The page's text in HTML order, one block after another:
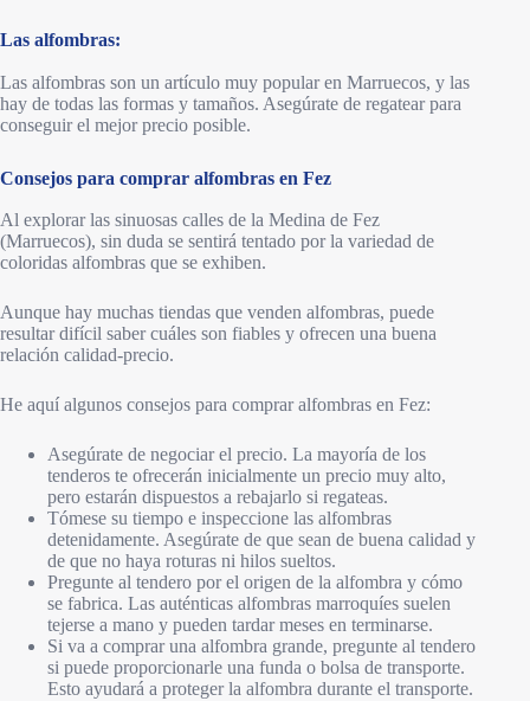
Las alfombras:
Las alfombras son un artículo muy popular en Marruecos, y las
hay de todas las formas y tamaños. Asegúrate de regatear para
conseguir el mejor precio posible.
Consejos para comprar alfombras en Fez
Al explorar las sinuosas calles de la Medina de Fez
(Marruecos), sin duda se sentirá tentado por la variedad de
coloridas alfombras que se exhiben.
Aunque hay muchas tiendas que venden alfombras, puede
resultar difícil saber cuáles son fiables y ofrecen una buena
relación calidad-precio.
He aquí algunos consejos para comprar alfombras en Fez:
Asegúrate de negociar el precio. La mayoría de los
tenderos te ofrecerán inicialmente un precio muy alto,
pero estarán dispuestos a rebajarlo si regateas.
Tómese su tiempo e inspeccione las alfombras
detenidamente. Asegúrate de que sean de buena calidad y
de que no haya roturas ni hilos sueltos.
Pregunte al tendero por el origen de la alfombra y cómo
se fabrica. Las auténticas alfombras marroquíes suelen
tejerse a mano y pueden tardar meses en terminarse.
Si va a comprar una alfombra grande, pregunte al tendero
si puede proporcionarle una funda o bolsa de transporte.
Esto ayudará a proteger la alfombra durante el transporte.